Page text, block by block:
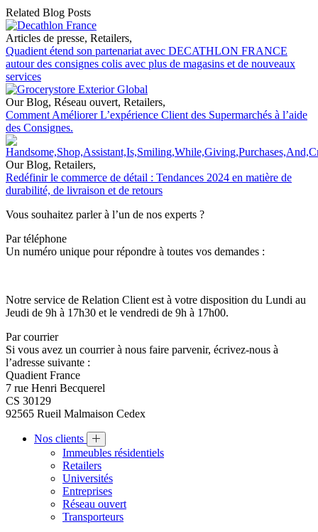
Related Blog Posts
Articles de presse, Retailers,
Quadient étend son partenariat avec DECATHLON FRANCE
autour des consignes colis avec plus de magasins et de nouveaux
services
Our Blog, Réseau ouvert, Retailers,
Comment Améliorer L’expérience Client des Supermarchés à l’aide
des Consignes.
Our Blog, Retailers,
Redéfinir le commerce de détail : Tendances 2024 en matière de
durabilité, de livraison et de retours
Vous souhaitez parler à l’un de nos experts ?
Par téléphone
Un numéro unique pour répondre à toutes vos demandes :
Notre service de Relation Client est à votre disposition du Lundi au
Jeudi de 9h à 17h30 et le vendredi de 9h à 17h00.
Par courrier
Si vous avez un courrier à nous faire parvenir, écrivez-nous à
l’adresse suivante :
Quadient France
7 rue Henri Becquerel
CS 30129
92565 Rueil Malmaison Cedex
Nos clients
Immeubles résidentiels
Retailers
Universités
Entreprises
Réseau ouvert
Transporteurs